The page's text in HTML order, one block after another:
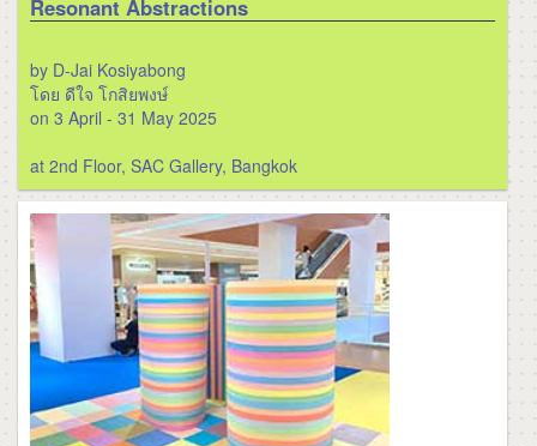
Resonant Abstractions
by D-Jai Kosiyabong
โดย ดีใจ โกสิยพงษ์
on 3 April - 31 May 2025
at 2nd Floor, SAC Gallery, Bangkok